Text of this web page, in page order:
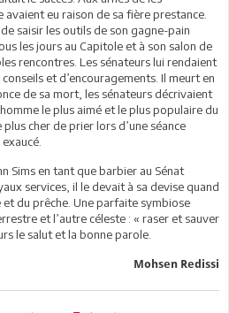
eu raison de sa fière prestance.
saisir les outils de son gagne-pain
les jours au Capitole et à son salon de
rencontres. Les sénateurs lui rendaient
et d’encouragements. Il meurt en
de sa mort, les sénateurs décrivaient
le plus aimé et le plus populaire du
cher de prier lors d’une séance
Sims en tant que barbier au Sénat
services, il le devait à sa devise quand
du prêche. Une parfaite symbiose
et l’autre céleste : « raser et sauver
le salut et la bonne parole.
Mohsen Redissi